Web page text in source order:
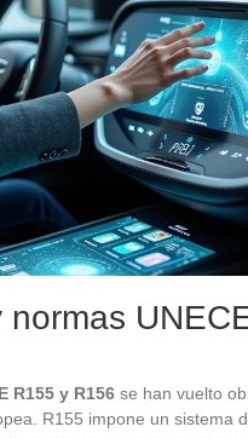
R155 y R156 se han vuelto
R155 impone un sistema